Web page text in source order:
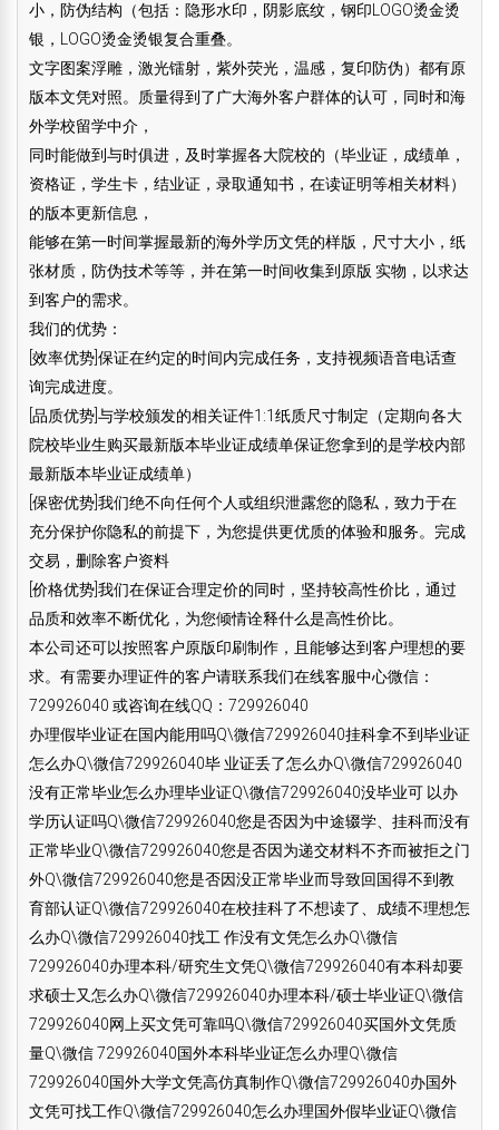
小，防伪结构（包括：隐形水印，阴影底纹，钢印LOGO烫金烫
银，LOGO烫金烫银复合重叠。
文字图案浮雕，激光镭射，紫外荧光，温感，复印防伪）都有原
版本文凭对照。质量得到了广大海外客户群体的认可，同时和海
外学校留学中介，
同时能做到与时俱进，及时掌握各大院校的（毕业证，成绩单，
资格证，学生卡，结业证，录取通知书，在读证明等相关材料）
的版本更新信息，
能够在第一时间掌握最新的海外学历文凭的样版，尺寸大小，纸
张材质，防伪技术等等，并在第一时间收集到原版 实物，以求达
到客户的需求。
我们的优势：
[效率优势]保证在约定的时间内完成任务，支持视频语音电话查
询完成进度。
[品质优势]与学校颁发的相关证件1:1纸质尺寸制定（定期向各大
院校毕业生购买最新版本毕业证成绩单保证您拿到的是学校内部
最新版本毕业证成绩单）
[保密优势]我们绝不向任何个人或组织泄露您的隐私，致力于在
充分保护你隐私的前提下，为您提供更优质的体验和服务。完成
交易，删除客户资料
[价格优势]我们在保证合理定价的同时，坚持较高性价比，通过
品质和效率不断优化，为您倾情诠释什么是高性价比。
本公司还可以按照客户原版印刷制作，且能够达到客户理想的要
求。有需要办理证件的客户请联系我们在线客服中心微信：
729926040 或咨询在线QQ：729926040
办理假毕业证在国内能用吗Q\微信729926040挂科拿不到毕业证
怎么办Q\微信729926040毕 业证丢了怎么办Q\微信729926040
没有正常毕业怎么办理毕业证Q\微信729926040没毕业可 以办
学历认证吗Q\微信729926040您是否因为中途辍学、挂科而没有
正常毕业Q\微信729926040您是否因为递交材料不齐而被拒之门
外Q\微信729926040您是否因没正常毕业而导致回国得不到教
育部认证Q\微信729926040在校挂科了不想读了、成绩不理想怎
么办Q\微信729926040找工 作没有文凭怎么办Q\微信
729926040办理本科/研究生文凭Q\微信729926040有本科却要
求硕士又怎么办Q\微信729926040办理本科/硕士毕业证Q\微信
729926040网上买文凭可靠吗Q\微信729926040买国外文凭质
量Q\微信 729926040国外本科毕业证怎么办理Q\微信
729926040国外大学文凭高仿真制作Q\微信729926040办国外
文凭可找工作Q\微信729926040怎么办理国外假毕业证Q\微信